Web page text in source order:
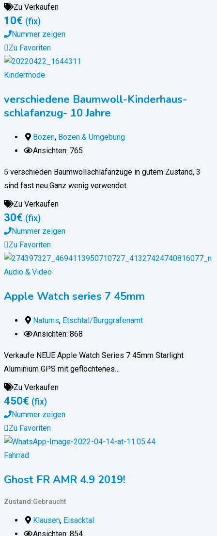
Zu Verkaufen
10€ (fix)
Nummer zeigen
Zu Favoriten
Kindermode
verschiedene Baumwoll-Kinderhaus-
schlafanzug- 10 Jahre
Bozen, Bozen & Umgebung
Ansichten: 765
5 verschieden Baumwollschlafanzüge in gutem Zustand, 3
sind fast neu.Ganz wenig verwendet.
Zu Verkaufen
30€ (fix)
Nummer zeigen
Zu Favoriten
Audio & Video
Apple Watch series 7 45mm
Naturns, Etschtal/Burggrafenamt
Ansichten: 868
Verkaufe NEUE Apple Watch Series 7 45mm Starlight
Aluminium GPS mit geflochtenes…
Zu Verkaufen
450€ (fix)
Nummer zeigen
Zu Favoriten
Fahrrad
Ghost FR AMR 4.9 2019!
Zustand Gebraucht
Klausen, Eisacktal
Ansichten: 854